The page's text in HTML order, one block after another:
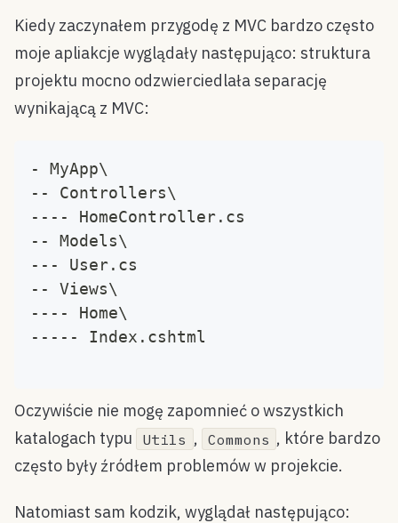
Kiedy zaczynałem przygodę z MVC bardzo często
moje apliakcje wyglądały następująco: struktura
projektu mocno odzwierciedlała separację
wynikającą z MVC:
- MyApp\
-- Controllers\
---- HomeController.cs
-- Models\
--- User.cs
-- Views\
---- Home\
----- Index.cshtml
Oczywiście nie mogę zapomnieć o wszystkich
katalogach typu
Utils , Commons , które bardzo
często były źródłem problemów w projekcie.
Natomiast sam kodzik, wyglądał następująco: